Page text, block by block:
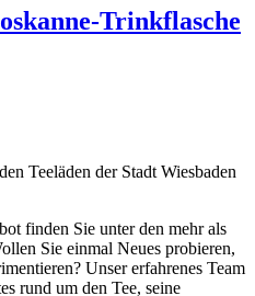
Trinkflasche
Teeläden der Stadt Wiesbaden
finden Sie unter den mehr als
Sie einmal Neues probieren,
Unser erfahrenes Team
rund um den Tee, seine